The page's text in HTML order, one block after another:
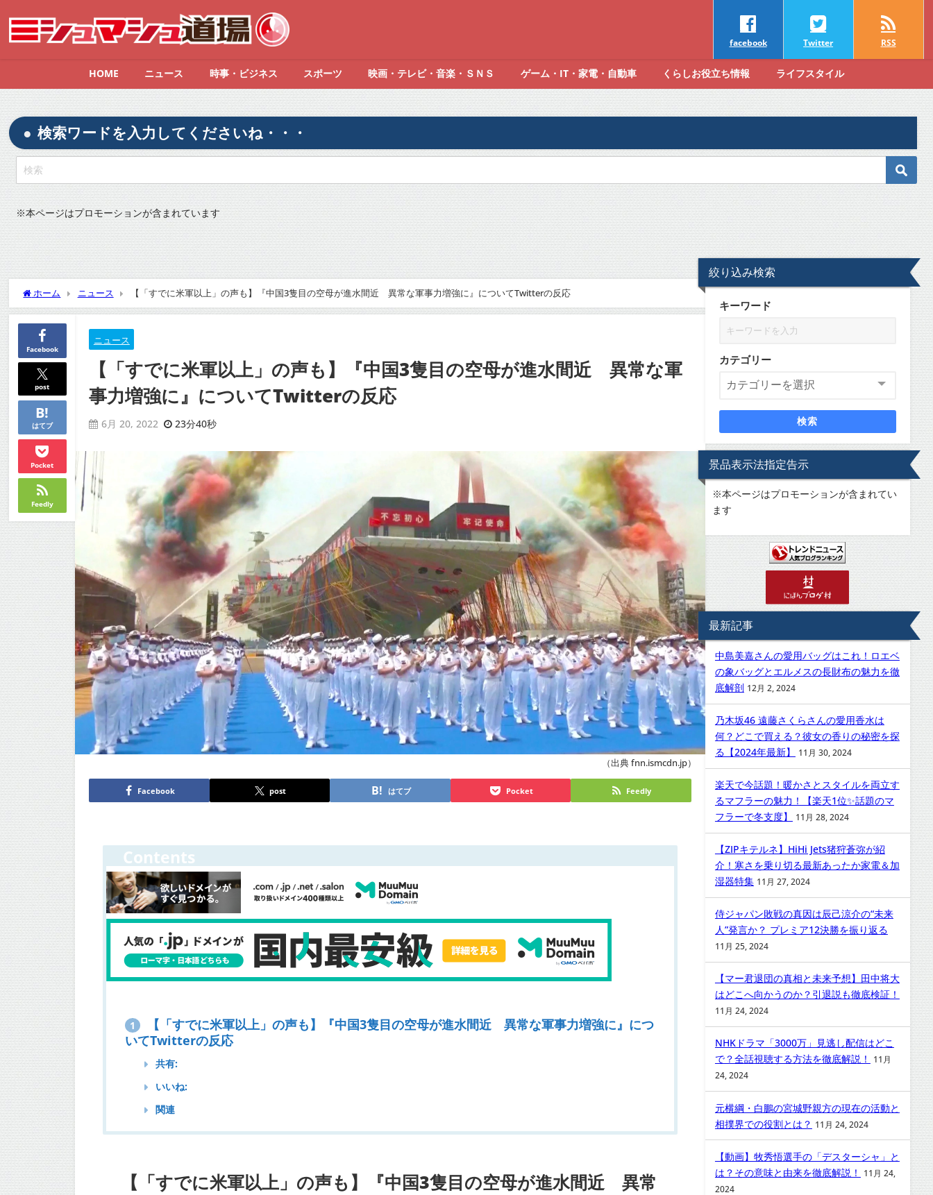
facebook Twitter RSS
HOME ニュース 時事・ビジネス スポーツ 映画・テレビ・音楽・ＳＮＳ ゲーム・IT・家電・自動車 くらしお役立ち情報 ライフスタイル
検索ワードを入力してくださいね・・・
※本ページはプロモーションが含まれています
ホーム ニュース 【「すでに米軍以上」の声も】『中国3隻目の空母が進水間近 異常な軍事力増強に』についてTwitterの反応
Facebook
post
はてブ
Pocket
Feedly
ニュース
【「すでに米軍以上」の声も】『中国3隻目の空母が進水間近 異常な軍
事力増強に』についてTwitterの反応
6月 20, 2022 23分40秒
（出典 fnn.ismcdn.jp）
Facebook post はてブ Pocket Feedly
Contents
1
【「すでに米軍以上」の声も】『中国3隻目の空母が進水間近 異常な軍事力増強に』につ
いてTwitterの反応
共有:
いいね:
関連
【「すでに米軍以上」の声も】『中国3隻目の空母が進水間近 異常
絞り込み検索
キーワード
カテゴリー
検索
景品表示法指定告示
※本ページはプロモーションが含まれてい
ます
最新記事
中島美嘉さんの愛用バッグはこれ！ロエベ
の象バッグとエルメスの長財布の魅力を徹
底解剖 12月 2, 2024
乃木坂46 遠藤さくらさんの愛用香水は
何？どこで買える？彼女の香りの秘密を探
る【2024年最新】
11月 30, 2024
楽天で今話題！暖かさとスタイルを両立す
るマフラーの魅力！【楽天1位✨話題のマ
フラーで冬支度】
11月 28, 2024
【ZIPキテルネ】HiHi Jets猪狩蒼弥が紹
介！寒さを乗り切る最新あったか家電＆加
湿器特集 11月 27, 2024
侍ジャパン敗戦の真因は辰己涼介の“未来
人”発言か？ プレミア12決勝を振り返る
11月 25, 2024
【マー君退団の真相と未来予想】田中将大
はどこへ向かうのか？引退説も徹底検証！
11月 24, 2024
NHKドラマ「3000万」見逃し配信はどこ
で？全話視聴する方法を徹底解説！
11月
24, 2024
元横綱・白鵬の宮城野親方の現在の活動と
相撲界での役割とは？ 11月 24, 2024
【動画】牧秀悟選手の「デスターシャ」と
は？その意味と由来を徹底解説！
11月 24,
2024